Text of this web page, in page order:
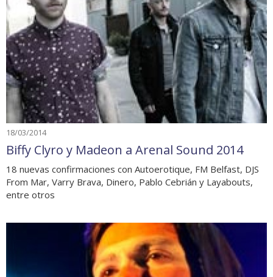
18/03/2014
Biffy Clyro y Madeon a Arenal Sound 2014
18 nuevas confirmaciones con Autoerotique, FM Belfast, DJS
From Mar, Varry Brava, Dinero, Pablo Cebrián y Layabouts,
entre otros